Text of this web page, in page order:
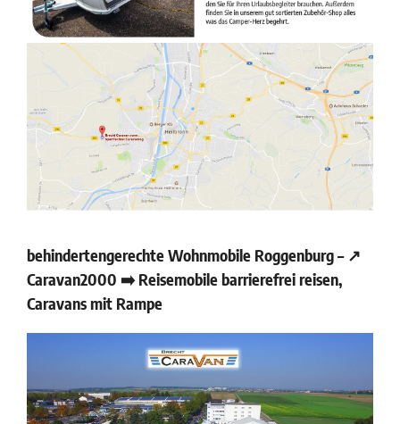
behindertengerechte Wohnmobile Roggenburg – ↗️
Caravan2000 ➡️ Reisemobile barrierefrei reisen,
Caravans mit Rampe